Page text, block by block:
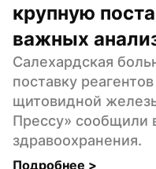
крупную
важных
Салехардская
поставку
щитовидной
Прессу» сообщили
здравоохранения.
Подробнее >